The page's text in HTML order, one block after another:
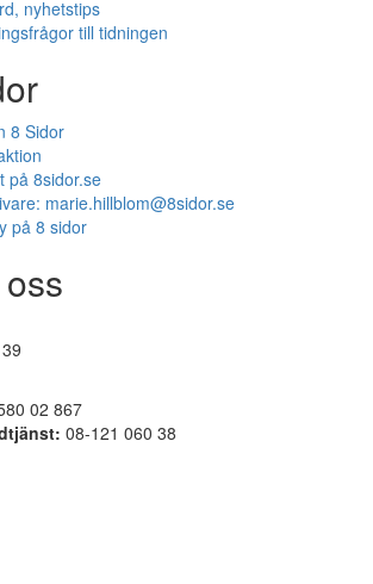
nyhetstips
till tidningen
8 Sidor
på 8sidor.se
marie.hillblom@8sidor.se
på 8 sidor
02 867
08-121 060 38